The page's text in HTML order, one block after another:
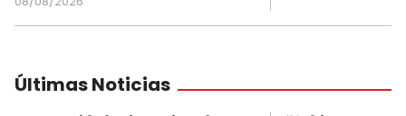
Últimas Noticias